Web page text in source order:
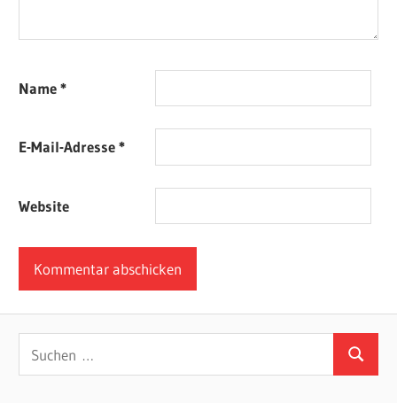
Name*
E-Mail-Adresse*
Website
nach:
Suchen